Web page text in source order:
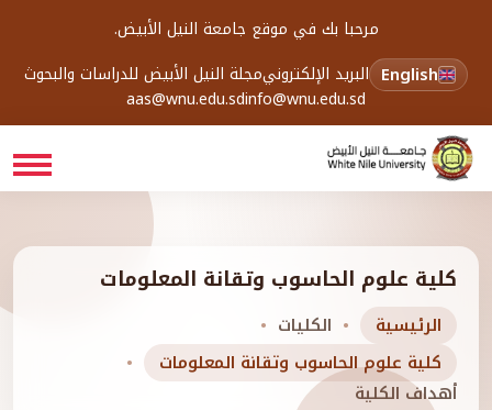
مرحبا بك في موقع جامعة النيل الأبيض.
English البريد الإلكترونيمجلة النيل الأبيض للدراسات والبحوث
info@wnu.edu.sd
aas@wnu.edu.sd
كلية علوم الحاسوب وتقانة المعلومات
الرئيسية
الكليات
كلية علوم الحاسوب وتقانة المعلومات
أهداف الكلية